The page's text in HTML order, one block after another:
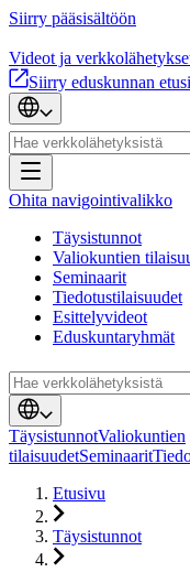
Siirry pääsisältöön
Videot ja
Siirry eduskunnan
Ohita navigointivalikko
Täysistunnot
Valiokuntien
Seminaarit
Tiedotustilaisuudet
Esittelyvideot
Eduskuntaryhmät
TäysistunnotValiokuntien
tilaisuudetSeminaarit
Etusivu
Täysistunnot